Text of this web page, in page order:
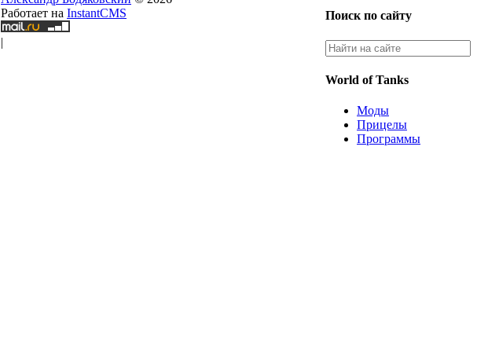
Поиск по сайту
World of Tanks
Моды
Прицелы
Программы
Работает на InstantCMS
|